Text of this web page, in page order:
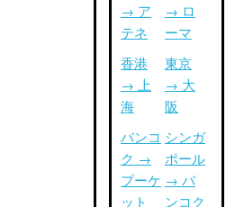
→ ア
テネ
香港
→ 上
海
バンコ
ク →
プーケ
ット
→ ロ
ーマ
東京
→ 大
阪
シンガ
ポール
→ バ
ンコク